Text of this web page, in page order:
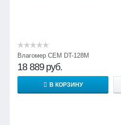
Влагомер CEM DT-128M
18 889 руб.
В КОРЗИНУ